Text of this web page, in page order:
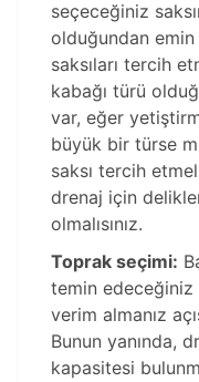
seçeceğiniz
olduğundan
saksıları tercih
kabağı türü
var, eğer
büyük bir türse
saksı tercih
drenaj için
olmalısınız.
Toprak seçimi:
temin edeceğiniz
verim almanız
Bunun yanında,
kapasitesi